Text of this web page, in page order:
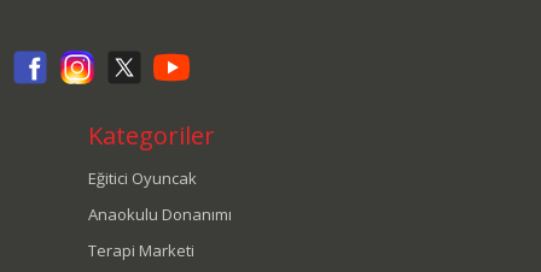
Kategoriler
Eğitici Oyuncak
Anaokulu Donanımı
Terapi Marketi